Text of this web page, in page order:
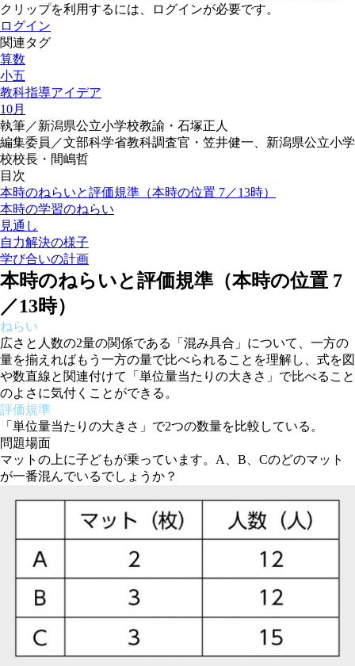
クリップを利用するには、ログインが必要です。
ログイン
関連タグ
算数
小五
教科指導アイデア
10月
執筆／新潟県公立小学校教諭・石塚正人
編集委員／文部科学省教科調査官・笠井健一、新潟県公立小学
校校長・間嶋哲
目次
本時のねらいと評価規準（本時の位置 7／13時）
本時の学習のねらい
見通し
自力解決の様子
学び合いの計画
本時のねらいと評価規準（本時の位置 7
／13時）
ねらい
広さと人数の2量の関係である「混み具合」について、一方の
量を揃えればもう一方の量で比べられることを理解し、式を図
や数直線と関連付けて「単位量当たりの大きさ」で比べること
のよさに気付くことができる。
評価規準
「単位量当たりの大きさ」で2つの数量を比較している。
問題場面
マットの上に子どもが乗っています。A、B、Cのどのマット
が一番混んでいるでしょうか？